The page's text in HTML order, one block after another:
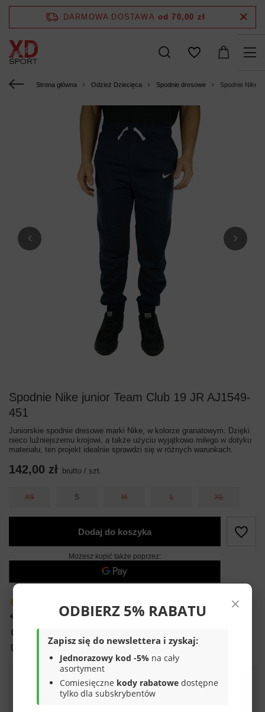
DARMOWA DOSTAWA od 70,00 zł
Strona główna Odzież Dziecięca Spodnie dresowe Spodnie Nike
Spodnie Nike junior Team Club 19 JR AJ1549-
451
Juniorskie spodnie dresowe marki Nike, w kolorze granatowym. Dzięki
nieco luźniejszemu krojowi, a także użyciu wyjątkowo miłego w dotyku
materiału, ten projekt idealnie sprawdzi się w różnych warunkach.
142,00 zł brutto / szt.
XS S M L XL
Dodaj do koszyka
Możesz kupić także poprzez:
dni na łatwy zwrot
Bezpieczne zakupy
Darmowa dostawa do paczkomatu lub punktu
×
ODBIERZ 5% RABATU
Zapisz się do newslettera i zyskaj:
Jednorazowy kod -5% na cały
asortyment
Comiesięczne kody rabatowe dostępne
tylko dla subskrybentów